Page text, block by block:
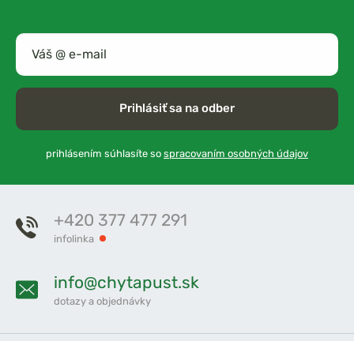
Prihlásiť sa na odber
prihlásením súhlasíte so spracovaním osobných údajov
+420 377 477 291
infolinka
info@chytapust.sk
dotazy a objednávky